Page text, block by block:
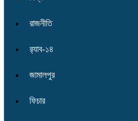
রাজনীতি
র‌্যাব-১৪
জামালপুর
ফিচার